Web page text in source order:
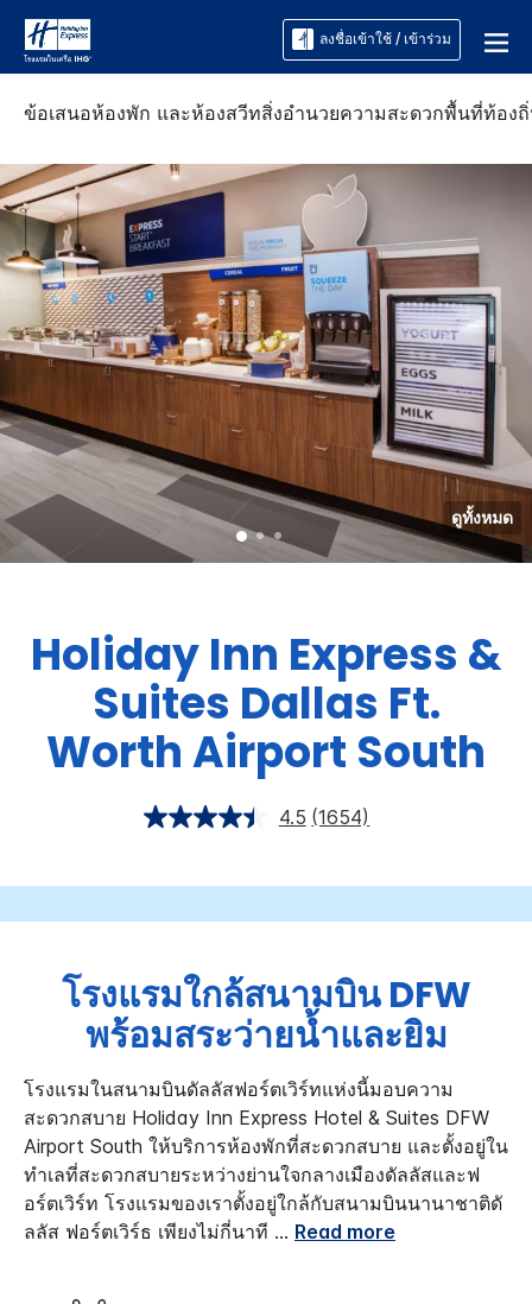
ลงชื่อเข้าใช้ / เข้าร่วม
ข้อเสนอห้องพัก และห้องสวีทสิ่งอำนวยความสะดวกพื้นที่ท้อง
ดูทั้งหมด
Holiday Inn Express &
Suites Dallas Ft.
Worth Airport South
4.5 (1654)
โรงแรมใกล้สนามบิน DFW
พร้อมสระว่ายน้ำและยิม
โรงแรมในสนามบินดัลลัสฟอร์ตเวิร์ทแห่งนี้มอบความ
สะดวกสบาย Holiday Inn Express Hotel & Suites DFW
Airport South ให้บริการห้องพักที่สะดวกสบาย และตั้งอยู่ใน
ทำเลที่สะดวกสบายระหว่างย่านใจกลางเมืองดัลลัสและฟ
อร์ตเวิร์ท โรงแรมของเราตั้งอยู่ใกล้กับสนามบินนานาชาติดั
ลลัส ฟอร์ตเวิร์ธ เพียงไม่กี่นาที ... Read more